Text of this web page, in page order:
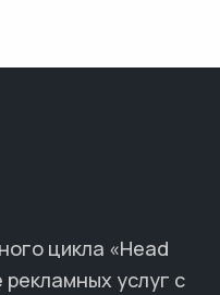
цикла «Head
услуг с